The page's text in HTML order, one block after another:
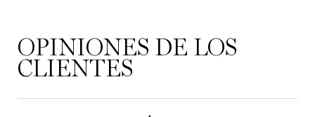
OPINIONES DE LOS
CLIENTES